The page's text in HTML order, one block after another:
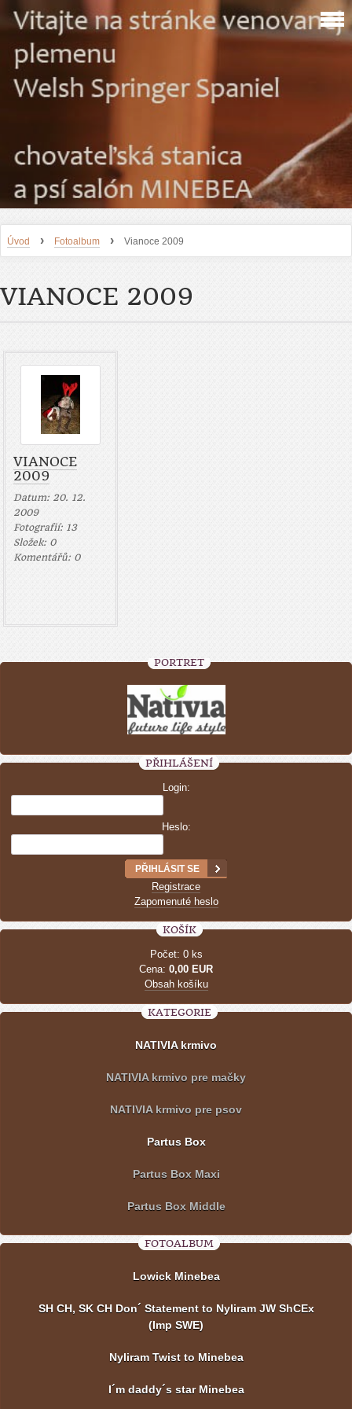
Úvod › Fotoalbum › Vianoce 2009
VIANOCE 2009
VIANOCE
2009
Datum: 20. 12.
2009
Fotografií: 13
Složek: 0
Komentářů: 0
PORTRÉT
PŘIHLÁŠENÍ
Login:
Heslo:
Registrace
Zapomenuté heslo
KOŠÍK
Počet: 0 ks
Cena: 0,00 EUR
Obsah košíku
KATEGORIE
NATIVIA krmivo
NATIVIA krmivo pre mačky
NATIVIA krmivo pre psov
Partus Box
Partus Box Maxi
Partus Box Middle
FOTOALBUM
Lowick Minebea
SH CH, SK CH Don´ Statement to Nyliram JW ShCEx
(Imp SWE)
Nyliram Twist to Minebea
I´m daddy´s star Minebea